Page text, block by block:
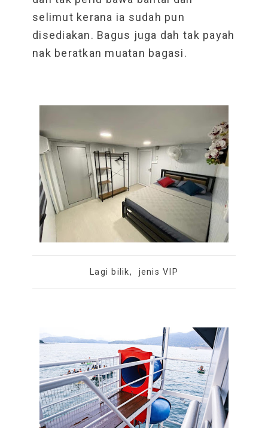
selimut kerana ia sudah pun
disediakan. Bagus juga dah tak payah
nak beratkan muatan bagasi.
Lagi bilik, jenis VIP